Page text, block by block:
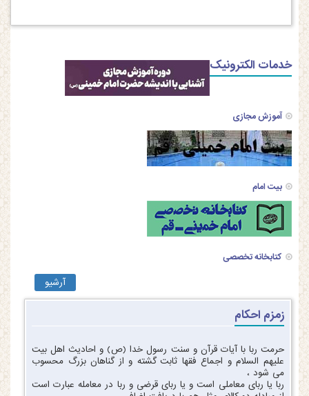
خدمات الکترونیک
آرشیو
آموزش مجازی
بیت امام
کتابخانه تخصصی
زمزم احکام
حرمت ربا با آیات قرآن و سنت رسول خدا (ص) و احادیث اهل بیت
علیهم السلام و اجماع فقها ثابت گشته و از گناهان بزرگ محسوب
می شود ،
ربا یا ربای معاملی است و یا ربای قرضی و ربا در معامله عبارت است